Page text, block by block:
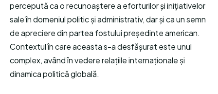
percepută ca o recunoaștere a eforturilor și inițiativelor
sale în domeniul politic și administrativ, dar și ca un semn
de apreciere din partea fostului președinte american.
Contextul în care aceasta s-a desfășurat este unul
complex, având în vedere relațiile internaționale și
dinamica politică globală.